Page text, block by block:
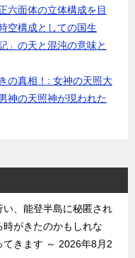
六面体の立体構成を目
空構成としての国生
」の天と混沌の意味と
の真相！: 女神の天照大
神の天照神が現われた
、能登半島に秘匿され
がきたのかもしれな
きます ～ 2026年8月2